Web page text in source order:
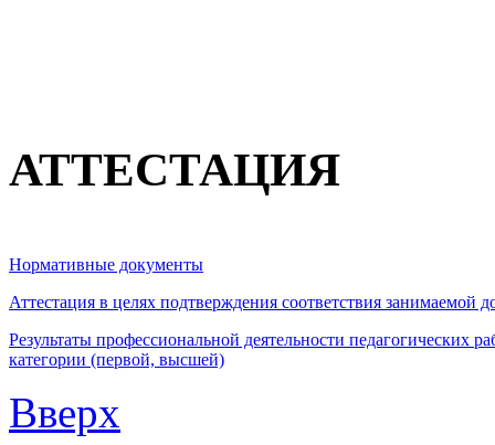
АТТЕСТАЦИЯ
Нормативные документы
Аттестация в целях подтверждения соответствия занимаемой
Результаты профессиональной деятельности педагогических
категории (первой, высшей)
Вверх